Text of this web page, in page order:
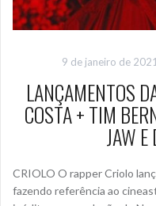
9 de janeiro de
LANÇAMENTOS
COSTA + TIM
JAW
CRIOLO O rapper Criolo
fazendo referência ao